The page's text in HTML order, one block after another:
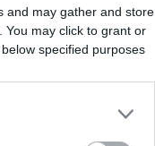
and may gather and store
You may click to grant or
specified purposes